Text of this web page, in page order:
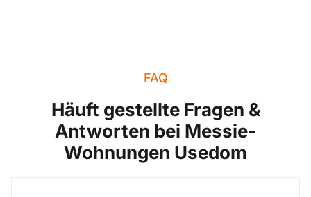
FAQ
Häuft gestellte Fragen &
Antworten bei Messie-
Wohnungen Usedom